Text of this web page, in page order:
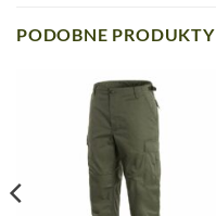
PODOBNE PRODUKTY